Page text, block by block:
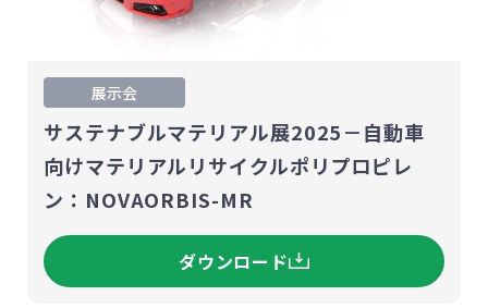
展示会
サステナブルマテリアル展2025－自動車
向けマテリアルリサイクルポリプロピレ
ン：NOVAORBIS-MR
ダウンロード